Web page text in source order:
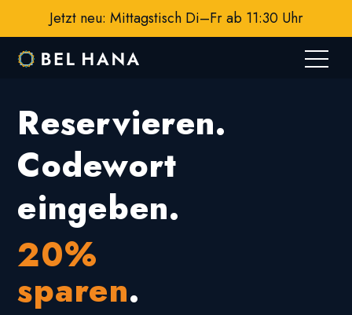
Jetzt neu: Mittagstisch Di–Fr ab 11:30 Uhr
Reservieren.
Codewort
eingeben.
20%
sparen.